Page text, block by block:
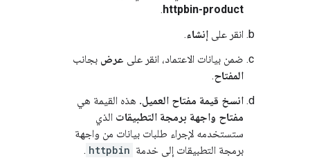
httpbin-product
.
انقر على إنشاء.
ضمن بيانات الاعتماد، انقر على عرض بجانب
المفتاح.
انسخ قيمة مفتاح العميل. هذه القيمة هي
مفتاح واجهة برمجة التطبيقات الذي
ستستخدمه لإجراء طلبات بيانات من واجهة
برمجة التطبيقات إلى خدمة httpbin
.